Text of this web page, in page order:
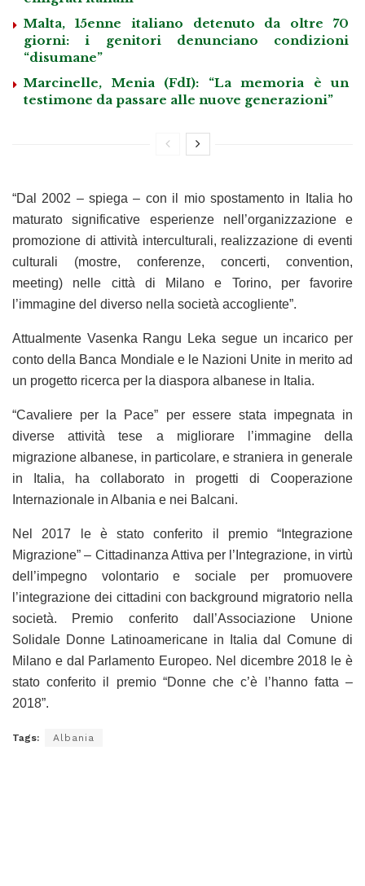
Malta, 15enne italiano detenuto da oltre 70
giorni: i genitori denunciano condizioni
“disumane”
Marcinelle, Menia (FdI): “La memoria è un
testimone da passare alle nuove generazioni”
“Dal 2002 – spiega – con il mio spostamento in Italia ho
maturato significative esperienze nell’organizzazione e
promozione di attività interculturali, realizzazione di eventi
culturali (mostre, conferenze, concerti, convention,
meeting) nelle città di Milano e Torino, per favorire
l’immagine del diverso nella società accogliente”.
Attualmente Vasenka Rangu Leka segue un incarico per
conto della Banca Mondiale e le Nazioni Unite in merito ad
un progetto ricerca per la diaspora albanese in Italia.
“Cavaliere per la Pace” per essere stata impegnata in
diverse attività tese a migliorare l’immagine della
migrazione albanese, in particolare, e straniera in generale
in Italia, ha collaborato in progetti di Cooperazione
Internazionale in Albania e nei Balcani.
Nel 2017 le è stato conferito il premio “Integrazione
Migrazione” – Cittadinanza Attiva per l’Integrazione, in virtù
dell’impegno volontario e sociale per promuovere
l’integrazione dei cittadini con background migratorio nella
società. Premio conferito dall’Associazione Unione
Solidale Donne Latinoamericane in Italia dal Comune di
Milano e dal Parlamento Europeo. Nel dicembre 2018 le è
stato conferito il premio “Donne che c’è l’hanno fatta –
2018”.
Tags: Albania